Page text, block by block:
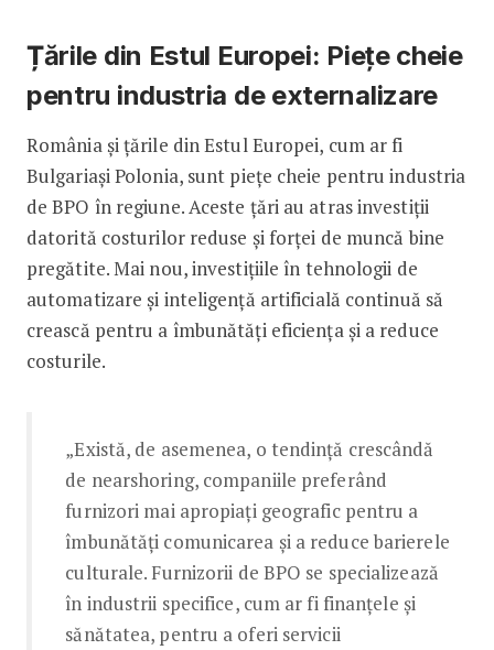
Țările din Estul Europei: Piețe cheie
pentru industria de externalizare
România și țările din Estul Europei, cum ar fi
Bulgariași Polonia, sunt piețe cheie pentru industria
de BPO în regiune. Aceste țări au atras investiții
datorită costurilor reduse și forței de muncă bine
pregătite. Mai nou, investițiile în tehnologii de
automatizare și inteligență artificială continuă să
crească pentru a îmbunătăți eficiența și a reduce
costurile.
„Există, de asemenea, o tendință crescândă
de nearshoring, companiile preferând
furnizori mai apropiați geografic pentru a
îmbunătăți comunicarea și a reduce barierele
culturale. Furnizorii de BPO se specializează
în industrii specifice, cum ar fi finanțele și
sănătatea, pentru a oferi servicii